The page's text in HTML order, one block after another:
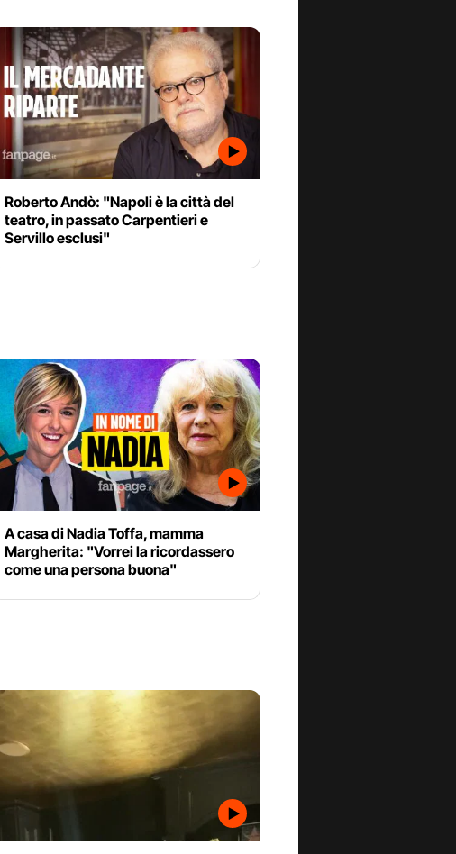
Roberto Andò: "Napoli è la città del
teatro, in passato Carpentieri e
Servillo esclusi"
A casa di Nadia Toffa, mamma
Margherita: "Vorrei la ricordassero
come una persona buona"